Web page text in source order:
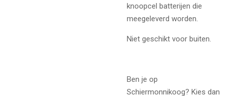
knoopcel batterijen die
meegeleverd worden.
Niet geschikt voor buiten.
Ben je op
Schiermonnikoog? Kies dan